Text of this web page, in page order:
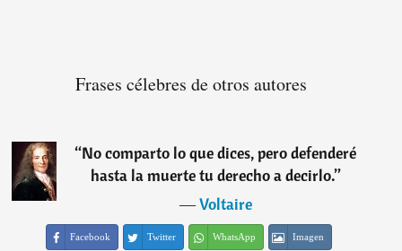
Frases célebres de otros autores
“No comparto lo que dices, pero defenderé
hasta la muerte tu derecho a decirlo.”
―Voltaire
Facebook Twitter WhatsApp Imagen